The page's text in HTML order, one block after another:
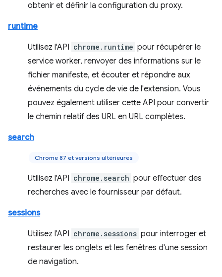
obtenir et définir la configuration du proxy.
runtime
Utilisez l'API chrome.runtime pour récupérer le
service worker, renvoyer des informations sur le
fichier manifeste, et écouter et répondre aux
événements du cycle de vie de l'extension. Vous
pouvez également utiliser cette API pour convertir
le chemin relatif des URL en URL complètes.
search
Chrome 87 et versions ultérieures
Utilisez l'API chrome.search pour effectuer des
recherches avec le fournisseur par défaut.
sessions
Utilisez l'API chrome.sessions pour interroger et
restaurer les onglets et les fenêtres d'une session
de navigation.